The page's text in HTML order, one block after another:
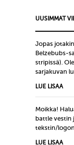
UUSIMMAT
Jopas
Belzebubs-
stripissä).
sarjakuvan
LUE LISAA
Moikka!
battle vestin
tekstin/
LUE LISAA